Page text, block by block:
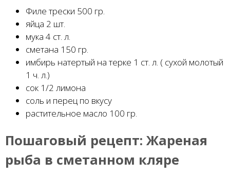
Филе трески 500 гр.
яйца 2 шт.
мука 4 ст. л.
сметана 150 гр.
имбирь натертый на терке 1 ст. л. ( сухой молотый
1 ч. л.)
сок 1/2 лимона
соль и перец по вкусу
растительное масло 100 гр.
Пошаговый рецепт: Жареная
рыба в сметанном кляре